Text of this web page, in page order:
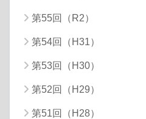
第55回（R2）
第54回（H31）
第53回（H30）
第52回（H29）
第51回（H28）